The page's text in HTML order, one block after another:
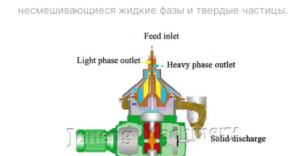
несмешивающиеся жидкие фазы и твердые частицы.